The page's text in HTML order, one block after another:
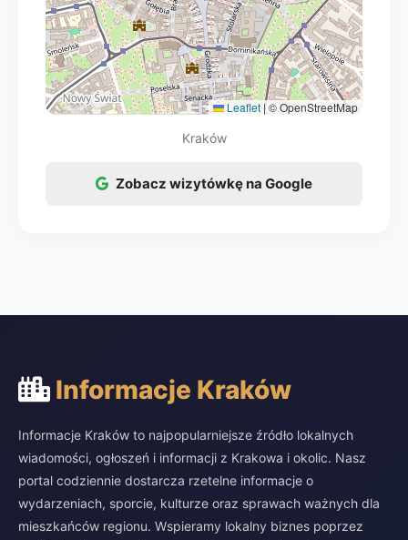
Leaflet |© OpenStreetMap
Kraków
Zobacz wizytówkę na Google
Informacje Kraków
Informacje Kraków to najpopularniejsze źródło lokalnych
wiadomości, ogłoszeń i informacji z Krakowa i okolic. Nasz
portal codziennie dostarcza rzetelne informacje o
wydarzeniach, sporcie, kulturze oraz sprawach ważnych dla
mieszkańców regionu. Wspieramy lokalny biznes poprzez